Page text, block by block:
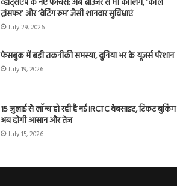
ट्रांसफर’ और ‘वेटिंग रूम’ जैसी शानदार सुविधाएं
July 29, 2026
फेसबुक में बड़ी तकनीकी समस्या, दुनिया भर के यूजर्स परेशान
July 19, 2026
15 जुलाई से लॉन्च हो रही है नई IRCTC वेबसाइट, टिकट बुकिंग
अब होगी आसान और तेज
July 15, 2026